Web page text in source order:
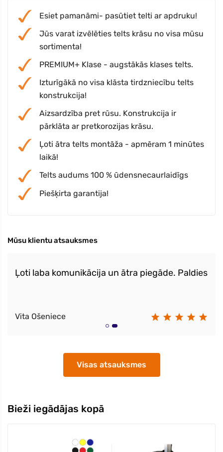
Esiet pamanāmi- pasūtiet telti ar apdruku!
Jūs varat izvēlēties telts krāsu no visa mūsu
sortimenta!
PREMIUM+ Klase - augstākās klases telts.
Izturīgākā no visa klāsta tirdzniecību telts
konstrukcija!
Aizsardzība pret rūsu. Konstrukcija ir
pārklāta ar pretkorozijas krāsu.
Ļoti ātra telts montāža - apmēram 1 minūtes
laikā!
Telts audums 100 % ūdensnecaurlaidīgs
Piešķirta garantija!
Mūsu klientu atsauksmes
Ļoti laba komunikācija un ātra piegāde. Paldies
Vita Ošeniece
Visas atsauksmes
Bieži iegādājas kopā